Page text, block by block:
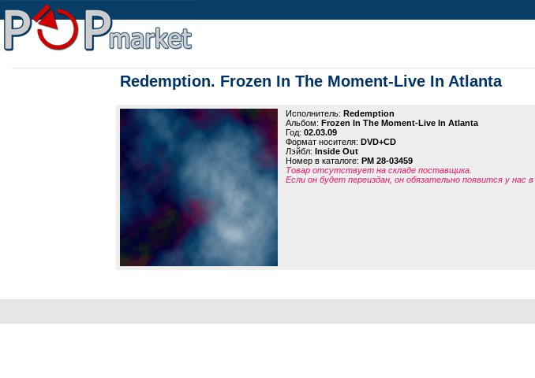
Redemption. Frozen In The Moment-Live In Atlanta
Исполнитель: Redemption
Альбом: Frozen In The Moment-Live In Atlanta
Год: 02.03.09
Формат носителя: DVD+CD
Лэйбл: Inside Out
Номер в каталоге: PM 28-03459
Товар отсутствует на складе поставщика.
Если он будет переиздан, он обязательно появится у нас в